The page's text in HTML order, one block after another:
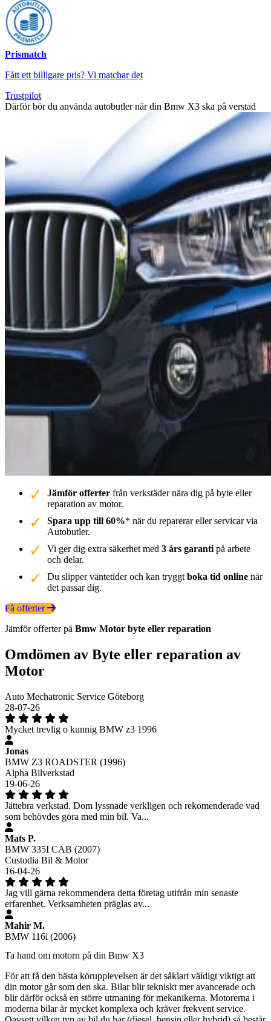
Prismatch
Fått ett billigare pris? Vi matchar det
Trustpilot
Därför bör du använda autobutler när din Bmw X3 ska på verstad
Jämför offerter från verkstäder nära dig på byte eller
reparation av motor.
Spara upp till 60%* när du reparerar eller servicar via
Autobutler.
Vi ger dig extra säkerhet med 3 års garanti på arbete
och delar.
Du slipper väntetider och kan tryggt boka tid online när
det passar dig.
Få offerter
Jämför offerter på Bmw Motor byte eller reparation
Omdömen av Byte eller reparation av
Motor
Auto Mechatronic Service Göteborg
28-07-26
Mycket trevlig o kunnig BMW z3 1996
Jonas
BMW Z3 ROADSTER (1996)
Alpha Bilverkstad
19-06-26
Jättebra verkstad. Dom lyssnade verkligen och rekomenderade vad
som behövdes göra med min bil. Va...
Mats P.
BMW 335I CAB (2007)
Custodia Bil & Motor
16-04-26
Jag vill gärna rekommendera detta företag utifrån min senaste
erfarenhet. Verksamheten präglas av...
Mahir M.
BMW 116i (2006)
Ta hand om motorn på din Bmw X3
För att få den bästa körupplevelsen är det såklart väldigt viktigt att
din motor går som den ska. Bilar blir tekniskt mer avancerade och
blir därför också en större utmaning för mekanikerna. Motorerna i
moderna bilar är mycket komplexa och kräver frekvent service.